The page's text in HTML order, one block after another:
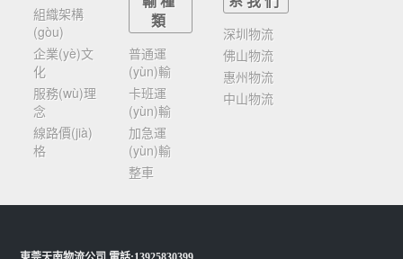
組織架構
(gòu)
企業(yè)文
化
服務(wù)理
念
線路價(jià)
格
類
普通運
(yùn)輸
卡班運
(yùn)輸
加急運
(yùn)輸
整車
深圳物流
佛山物流
惠州物流
中山物流